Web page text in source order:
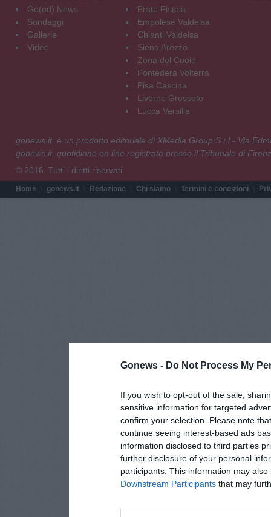
Gonews - Do Not Process My
If you wish to opt-out of the sale,
sensitive information for targeted
confirm your selection. Please note
continue seeing interest-based ads
information disclosed to third parties
further disclosure of your personal
participants. This information may
Downstream Participants that may
Go(od) News
Sondaggi
Gallerie
Video
Prato Pistoia
Empolese Valdelsa
Chianti Valdelsa
Siena Arezzo
Zona del Cuoio
Pontedera Volterra
Pisa Cascina
Livorno Grosseto
Lucca Versilia
gonews.it è un prodotto editoriale di XMedia Group S.r.l - Via
gonews.it, quotidiano on line registrato presso il Tribunale di
© 2016. Tutti i diritti riservati.
Home gonews.it Redazione Chi siamo Termini e condizioni